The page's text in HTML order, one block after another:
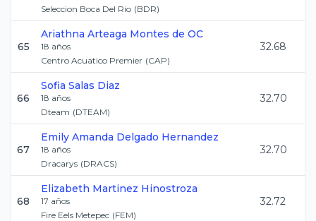
Seleccion Boca Del Rio (BDR)
65
Ariathna Arteaga Montes de OC
18 años
Centro Acuatico Premier (CAP)
32.68
66
Sofia Salas Diaz
18 años
Dteam (DTEAM)
32.70
67
Emily Amanda Delgado Hernandez
18 años
Dracarys (DRACS)
32.70
68
Elizabeth Martinez Hinostroza
17 años
Fire Eels Metepec (FEM)
32.72